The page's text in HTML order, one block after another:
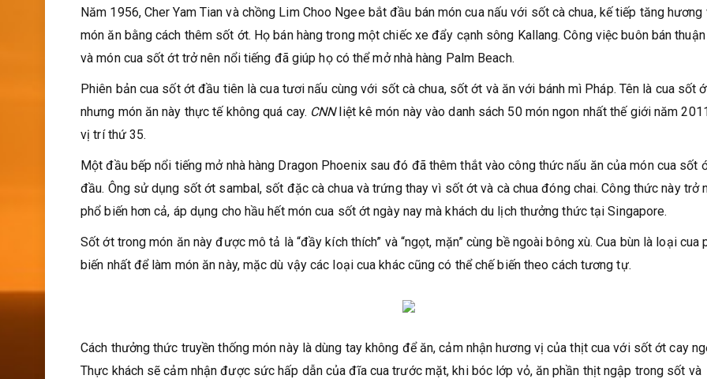
Năm 1956, Cher Yam Tian và chồng Lim Choo Ngee bắt đầu bán món cua nấu với sốt cà chua, kế tiếp tăng hương
món ăn bằng cách thêm sốt ớt. Họ bán hàng trong một chiếc xe đẩy cạnh sông Kallang. Công việc buôn bán
và món cua sốt ớt trở nên nổi tiếng đã giúp họ có thể mở nhà hàng Palm Beach.
Phiên bản cua sốt ớt đầu tiên là cua tươi nấu cùng với sốt cà chua, sốt ớt và ăn với bánh mì Pháp. Tên là cua sốt
nhưng món ăn này thực tế không quá cay. CNNliệt kê món này vào danh sách 50 món ngon nhất thế giới năm
vị trí thứ 35.
Một đầu bếp nổi tiếng mở nhà hàng Dragon Phoenix sau đó đã thêm thắt vào công thức nấu ăn của món cua sốt
đầu. Ông sử dụng sốt ớt sambal, sốt đặc cà chua và trứng thay vì sốt ớt và cà chua đóng chai. Công thức này trở
phổ biến hơn cả, áp dụng cho hầu hết món cua sốt ớt ngày nay mà khách du lịch thưởng thức tại Singapore.
Sốt ớt trong món ăn này được mô tả là “đầy kích thích” và “ngọt, mặn” cùng bề ngoài bông xù. Cua bùn là loại cua
biến nhất để làm món ăn này, mặc dù vậy các loại cua khác cũng có thể chế biến theo cách tương tự.
Cách thưởng thức truyền thống món này là dùng tay không để ăn, cảm nhận hương vị của thịt cua với sốt ớt cay
Thực khách sẽ cảm nhận được sức hấp dẫn của đĩa cua trước mặt, khi bóc lớp vỏ, ăn phần thịt ngập trong sốt và